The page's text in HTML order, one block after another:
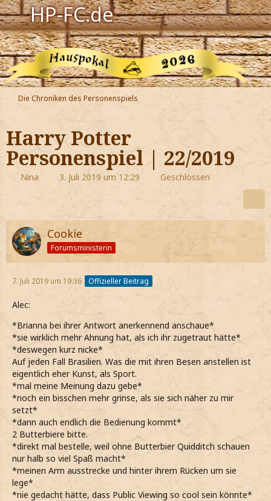
HP-FC.de
Navigation
Harry Potter
Der HP-FC
Hogwarts
Zauberwelt
Willkommen
Jetzt Fanclub-Mitglied werden!
Die Chroniken des Personenspiels
Harry Potter
Personenspiel | 22/2019
Nina 3. Juli 2019 um 12:29 Geschlossen
Cookie
Forumsministerin
7. Juli 2019 um 19:36 Offizieller Beitrag
Alec:
*Brianna bei ihrer Antwort anerkennend anschaue*
*sie wirklich mehr Ahnung hat, als ich ihr zugetraut hätte*
*deswegen kurz nicke*
Auf jeden Fall Brasilien. Was die mit ihren Besen anstellen ist
eigentlich eher Kunst, als Sport.
*mal meine Meinung dazu gebe*
*noch ein bisschen mehr grinse, als sie sich näher zu mir
setzt*
*dann auch endlich die Bedienung kommt*
2 Butterbiere bitte.
*direkt mal bestelle, weil ohne Butterbier Quidditch schauen
nur halb so viel Spaß macht*
*meinen Arm ausstrecke und hinter ihrem Rücken um sie
lege*
*nie gedacht hätte, dass Public Viewing so cool sein könnte*